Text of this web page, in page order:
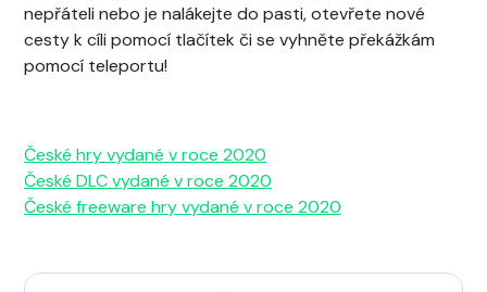
nepřáteli nebo je nalákejte do pasti, otevřete nové
cesty k cíli pomocí tlačítek či se vyhněte překážkám
pomocí teleportu!
České hry vydané v roce 2020
České DLC vydané v roce 2020
České freeware hry vydané v roce 2020